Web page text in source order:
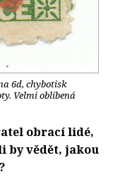
6d, chybotisk
Velmi oblíbená
obrací lidé,
by vědět, jakou